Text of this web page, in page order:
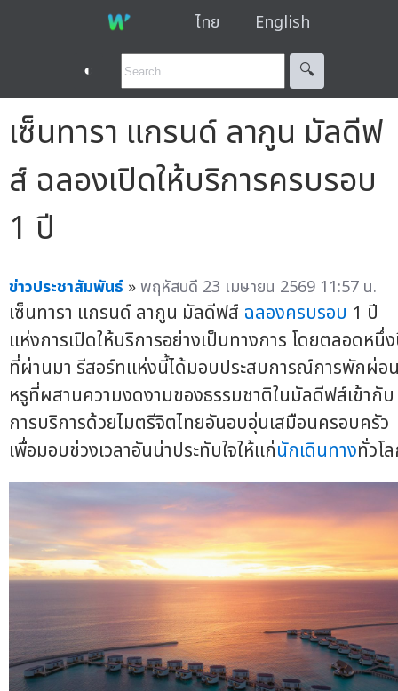
ไทย English
◐ 🔍︎
เซ็นทารา แกรนด์ ลากูน มัลดีฟ
ส์ ฉลองเปิดให้บริการครบรอบ
1 ปี
ข่าวประชาสัมพันธ์ »พฤหัสบดี 23 เมษายน 2569 11:57 น.
เซ็นทารา แกรนด์ ลากูน มัลดีฟส์ ฉลองครบรอบ 1 ปี
แห่งการเปิดให้บริการอย่างเป็นทางการ โดยตลอดหนึ่
ที่ผ่านมา รีสอร์ทแห่งนี้ได้มอบประสบการณ์การพักผ่อ
หรูที่ผสานความงดงามของธรรมชาติในมัลดีฟส์เข้ากับ
การบริการด้วยไมตรีจิตไทยอันอบอุ่นเสมือนครอบครัว
เพื่อมอบช่วงเวลาอันน่าประทับใจให้แก่นักเดินทางทั่วโ